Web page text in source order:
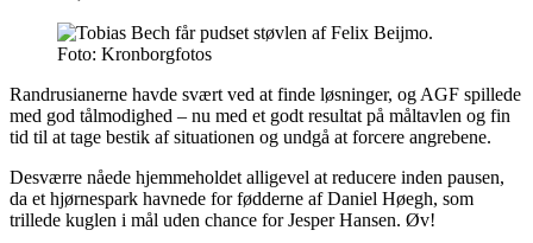
Foto: Kronborgfotos
Randrusianerne havde svært ved at finde løsninger, og AGF spillede
med god tålmodighed – nu med et godt resultat på måltavlen og fin
tid til at tage bestik af situationen og undgå at forcere angrebene.
Desværre nåede hjemmeholdet alligevel at reducere inden pausen,
da et hjørnespark havnede for fødderne af Daniel Høegh, som
trillede kuglen i mål uden chance for Jesper Hansen. Øv!